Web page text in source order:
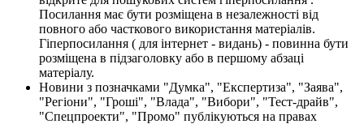
Посилання має бути розміщена в незалежності від
повного або часткового використання матеріалів.
Гіперпосилання ( для інтернет - видань) - повинна бути
розміщена в підзаголовку або в першому абзаці
матеріалу.
Новини з позначками "Думка", "Експертиза", "Заява",
"Регіони", "Гроші", "Влада", "Вибори", "Тест-драйв",
"Спецпроекти", "Промо" публікуються на правах